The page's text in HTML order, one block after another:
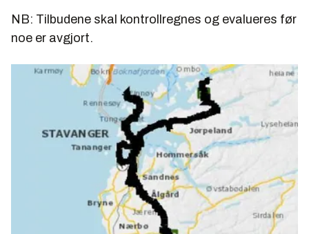
NB: Tilbudene skal kontrollregnes og evalueres før
noe er avgjort.